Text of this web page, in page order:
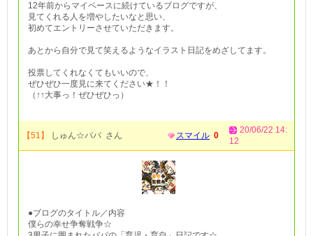
12年前からマイペースに続けているブログですが、
見てくれる人を増やしたいなと思い、
初めてエントリーさせていただきます。
あとから自分で見て笑えるようなイラスト日記をめざしてます。
投票してくれなくてもいいので、
ぜひぜひ一度見に来てください★！！
（↑↑大事っ！ぜひぜひっ）
【51】 しゅん☆パパ さん スマイル 0
20/06/22 14:
12
●ブログのタイトル／内容
僕らの幸せ争奪戦争☆